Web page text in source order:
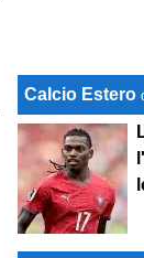
Calcio Estero